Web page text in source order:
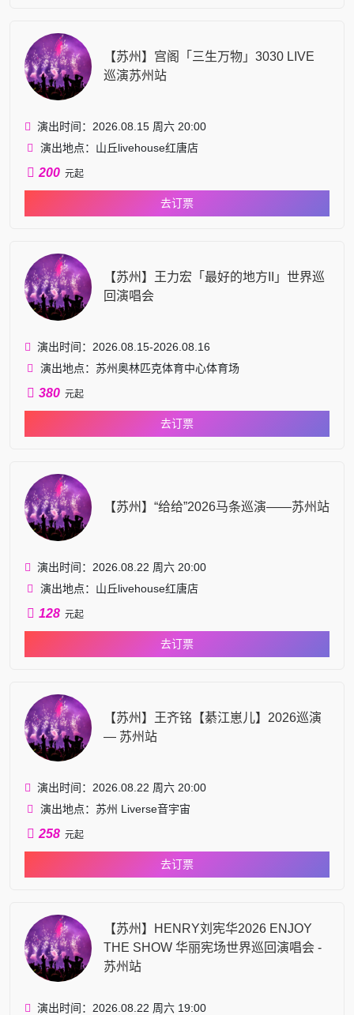
【苏州】宫阁「三生万物」3030 LIVE
巡演苏州站
演出时间：2026.08.15 周六 20:00
演出地点：山丘livehouse红唐店
200 元起
去订票
【苏州】王力宏「最好的地方II」世界巡
回演唱会
演出时间：2026.08.15-2026.08.16
演出地点：苏州奥林匹克体育中心体育场
380 元起
去订票
【苏州】“给给”2026马条巡演——苏州站
演出时间：2026.08.22 周六 20:00
演出地点：山丘livehouse红唐店
128 元起
去订票
【苏州】王齐铭【綦江崽儿】2026巡演
— 苏州站
演出时间：2026.08.22 周六 20:00
演出地点：苏州 Liverse音宇宙
258 元起
去订票
【苏州】HENRY刘宪华2026 ENJOY
THE SHOW 华丽宪场世界巡回演唱会 -
苏州站
演出时间：2026.08.22 周六 19:00